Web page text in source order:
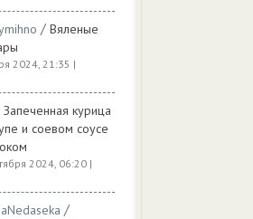
/ Вяленые
2024, 21:35 |
Запеченная курица
и соевом соусе
2024, 06:20 |
/